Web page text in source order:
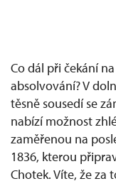
Co dál při čekání
absolvování? V
těsně sousedí se
nabízí možnost
zaměřenou na
1836, kterou
Chotek. Víte, že za